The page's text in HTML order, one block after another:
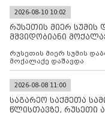
2026-08-10 10:02
რუსეთის მიერ სუმის
მშვიდობიანი
რუსეთის მიერ სუმის
მოქალაქე დაშავდა
2026-08-08 11:00
საგარეო საქმეთა
წლისთავზე, რუსეთი